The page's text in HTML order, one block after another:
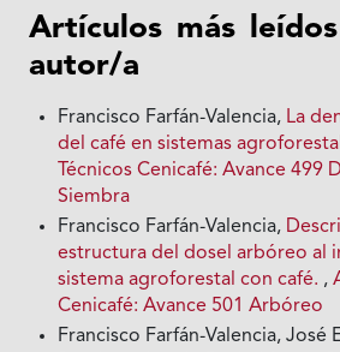
Artículos más
autor/a
Francisco Farfán-Valencia, La
del café en sistemas
Técnicos Cenicafé: Avance 499
Siembra
Francisco Farfán-Valencia,
estructura del dosel arbóreo al
sistema agroforestal con café. ,
Cenicafé: Avance 501 Arbóreo
Francisco Farfán-Valencia, José